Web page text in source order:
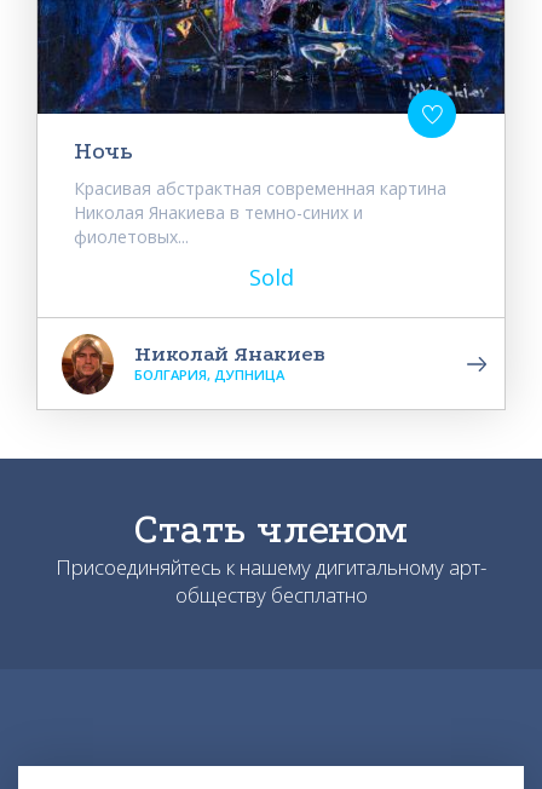
Ночь
Красивая абстрактная современная картина
Николая Янакиева в темно-синих и
фиолетовых...
Sold
Николай Янакиев
БОЛГАРИЯ, ДУПНИЦА
Стать членом
Присоединяйтесь к нашему дигитальному арт-
обществу бесплатно